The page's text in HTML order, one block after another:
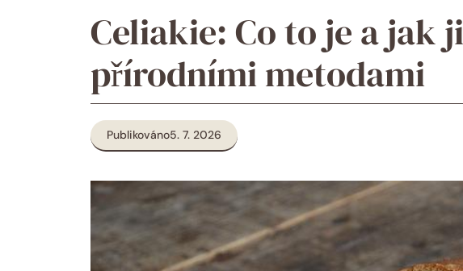
Celiakie: Co to je a jak
přírodními metodami
Publikováno5. 7. 2026